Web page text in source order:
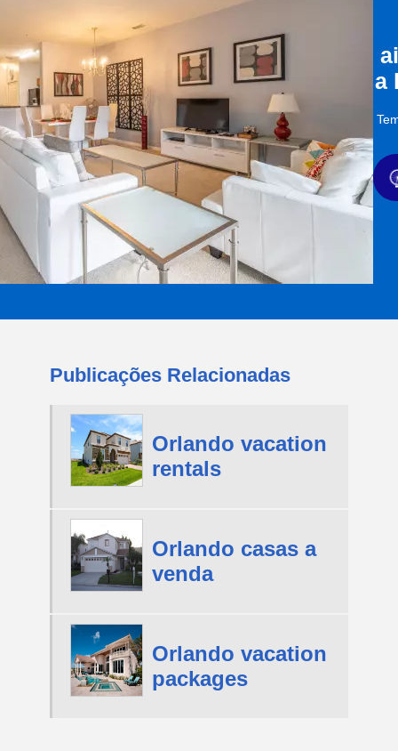
a
Publicações Relacionadas
Orlando vacation
rentals
Orlando casas a
venda
Orlando vacation
packages